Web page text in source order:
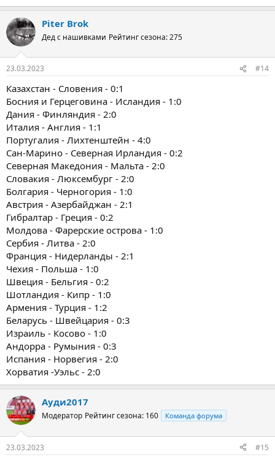
Piter Brok
Дед с нашивками Рейтинг сезона: 275
23.03.2023 #14
Казахстан - Словения - 0:1
Босния и Герцеговина - Исландия - 1:0
Дания - Финляндия - 2:0
Италия - Англия - 1:1
Португалия - Лихтенштейн - 4:0
Сан-Марино - Северная Ирландия - 0:2
Северная Македония - Мальта - 2:0
Словакия - Люксембург - 2:0
Болгария - Черногория - 1:0
Австрия - Азербайджан - 2:1
Гибралтар - Греция - 0:2
Молдова - Фарерские острова - 1:0
Сербия - Литва - 2:0
Франция - Нидерланды - 2:1
Чехия - Польша - 1:0
Швеция - Бельгия - 0:2
Шотландия - Кипр - 1:0
Армения - Турция - 1:2
Беларусь - Швейцария - 0:3
Израиль - Косово - 1:0
Андорра - Румыния - 0:3
Испания - Норвегия - 2:0
Хорватия -Уэльс - 2:0
Ауди2017
Модератор Рейтинг сезона: 160 Команда форума
23.03.2023 #15